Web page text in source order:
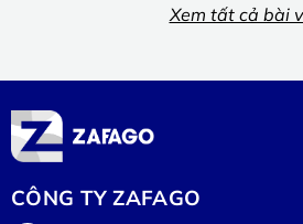
Xem tất cả bài
CÔNG TY ZAFAGO